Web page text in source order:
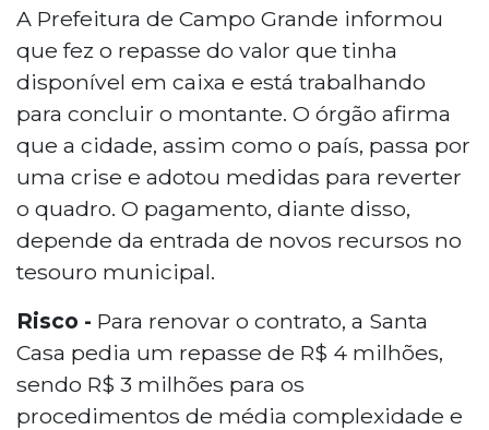
A Prefeitura de Campo Grande informou
que fez o repasse do valor que tinha
disponível em caixa e está trabalhando
para concluir o montante. O órgão afirma
que a cidade, assim como o país, passa por
uma crise e adotou medidas para reverter
o quadro. O pagamento, diante disso,
depende da entrada de novos recursos no
tesouro municipal.
Risco - Para renovar o contrato, a Santa
Casa pedia um repasse de R$ 4 milhões,
sendo R$ 3 milhões para os
procedimentos de média complexidade e